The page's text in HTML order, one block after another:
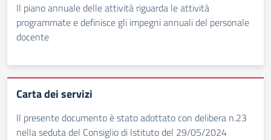
Il piano annuale delle attività riguarda le attività
programmate e definisce gli impegni annuali del personale
docente
Carta dei servizi
Il presente documento è stato adottato con delibera n.23
nella seduta del Consiglio di Istituto del 29/05/2024